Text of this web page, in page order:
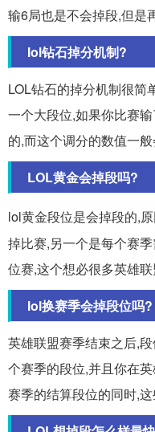
输6局也是不会掉段,但是
lol钻石掉分机制?
LOL钻石的掉分机制很简
一个大段位,如果你比赛
的,而这个调分的数值一般
LOL黄金会掉段吗?
lol黄金段位是会掉段的,
掉比赛,另一个是每个赛
位赛,这个想必很多英雄联
lol换赛季会掉段位吗?
英雄联盟赛季结束之后,
个赛季的段位,并且你在
赛季的结算段位的同时,这